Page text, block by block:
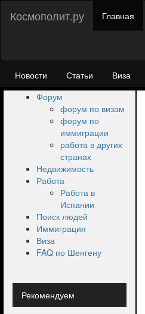
Космополит.ру Главная
Новости Статьи Виза
Форум
форум по визам
форум по
иммиграции
работа в других
странах
Недвижимость
Работа
Работа в
Испании
Поиск людей
Иммиграция
Виза
FAQ по Шенгену
Рекомендуем